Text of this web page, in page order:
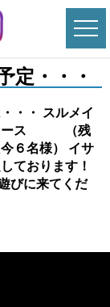
定・・・
・・ スルメイ
コース （残
６名様） イサ
ております！
びに来てくだ